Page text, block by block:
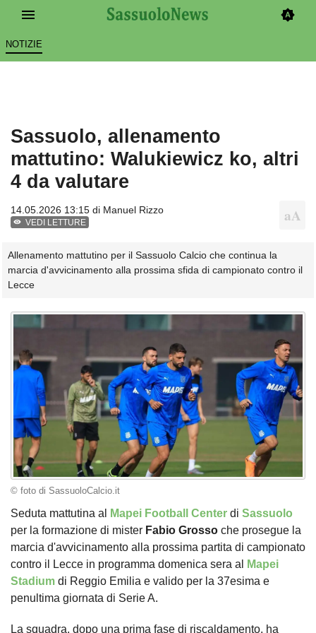
NOTIZIE
Sassuolo, allenamento
mattutino: Walukiewicz ko, altri
4 da valutare
14.05.2026 13:15 di Manuel Rizzo
VEDI LETTURE
Allenamento mattutino per il Sassuolo Calcio che continua la
marcia d'avvicinamento alla prossima sfida di campionato contro il
Lecce
© foto di SassuoloCalcio.it
Seduta mattutina al Mapei Football Center di Sassuolo
per la formazione di mister Fabio Grosso che prosegue la
marcia d'avvicinamento alla prossima partita di campionato
contro il Lecce in programma domenica sera al
Mapei
Stadium di Reggio Emilia e valido per la 37esima e
penultima giornata di Serie A.
La squadra, dopo una prima fase di riscaldamento, ha